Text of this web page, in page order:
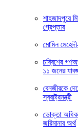
শাহজাদপুরে
গ্রেপ্তার
মোমিন
চব্বিশের
১১ জনের
বেনজীরকে
স্বরাষ্ট্রমন্ত্রী
ভোক্তা
জরিমানার অর্থ